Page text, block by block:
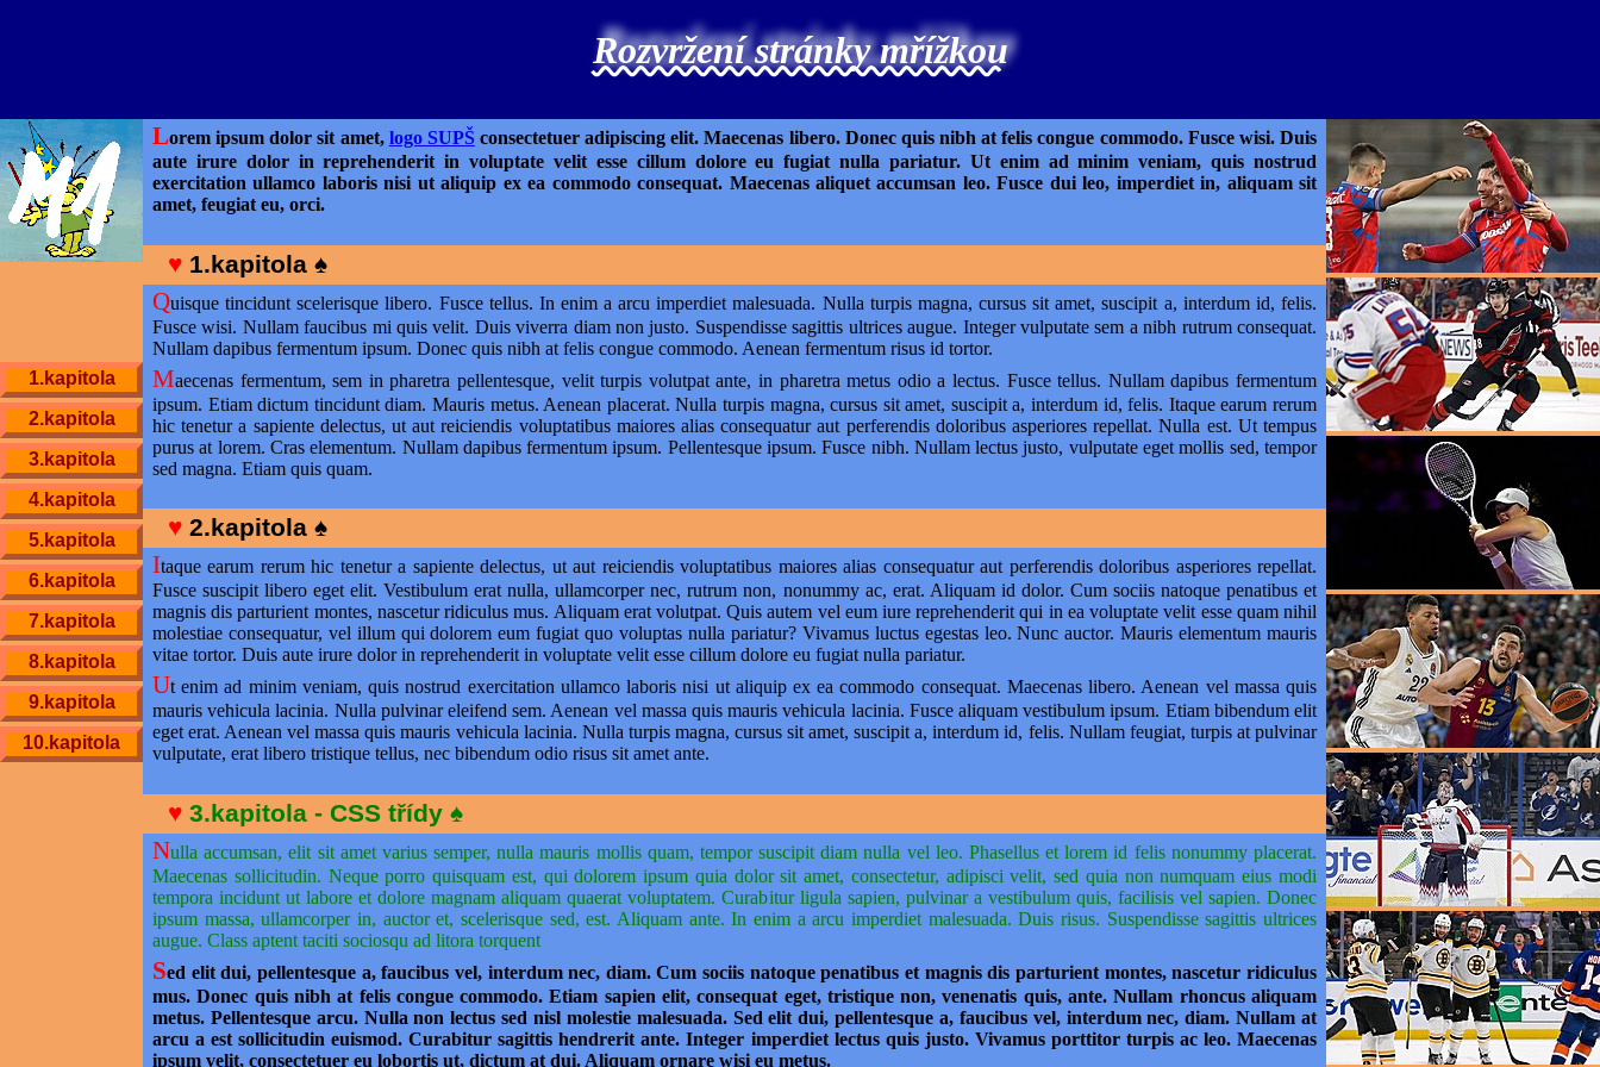
Rozvržení stránky mřížkou
1.kapitola
2.kapitola
3.kapitola
4.kapitola
5.kapitola
6.kapitola
7.kapitola
8.kapitola
9.kapitola
10.kapitola
Lorem ipsum dolor sit amet, logo SUPŠconsectetuer adipiscing elit. Maecenas libero. Donec quis nibh at felis congue commodo. Fusce wisi. Duis
aute irure dolor in reprehenderit in voluptate velit esse cillum dolore eu fugiat nulla pariatur. Ut enim ad minim veniam, quis nostrud
exercitation ullamco laboris nisi ut aliquip ex ea commodo consequat. Maecenas aliquet accumsan leo. Fusce dui leo, imperdiet in, aliquam sit
amet, feugiat eu, orci.
1.kapitola
Quisque tincidunt scelerisque libero. Fusce tellus. In enim a arcu imperdiet malesuada. Nulla turpis magna, cursus sit amet, suscipit a, interdum id, felis.
Fusce wisi. Nullam faucibus mi quis velit. Duis viverra diam non justo. Suspendisse sagittis ultrices augue. Integer vulputate sem a nibh rutrum consequat.
Nullam dapibus fermentum ipsum. Donec quis nibh at felis congue commodo. Aenean fermentum risus id tortor.
Maecenas fermentum, sem in pharetra pellentesque, velit turpis volutpat ante, in pharetra metus odio a lectus. Fusce tellus. Nullam dapibus fermentum
ipsum. Etiam dictum tincidunt diam. Mauris metus. Aenean placerat. Nulla turpis magna, cursus sit amet, suscipit a, interdum id, felis. Itaque earum rerum
hic tenetur a sapiente delectus, ut aut reiciendis voluptatibus maiores alias consequatur aut perferendis doloribus asperiores repellat. Nulla est. Ut tempus
purus at lorem. Cras elementum. Nullam dapibus fermentum ipsum. Pellentesque ipsum. Fusce nibh. Nullam lectus justo, vulputate eget mollis sed, tempor
sed magna. Etiam quis quam.
2.kapitola
Itaque earum rerum hic tenetur a sapiente delectus, ut aut reiciendis voluptatibus maiores alias consequatur aut perferendis doloribus asperiores repellat.
Fusce suscipit libero eget elit. Vestibulum erat nulla, ullamcorper nec, rutrum non, nonummy ac, erat. Aliquam id dolor. Cum sociis natoque penatibus et
magnis dis parturient montes, nascetur ridiculus mus. Aliquam erat volutpat. Quis autem vel eum iure reprehenderit qui in ea voluptate velit esse quam nihil
molestiae consequatur, vel illum qui dolorem eum fugiat quo voluptas nulla pariatur? Vivamus luctus egestas leo. Nunc auctor. Mauris elementum mauris
vitae tortor. Duis aute irure dolor in reprehenderit in voluptate velit esse cillum dolore eu fugiat nulla pariatur.
Ut enim ad minim veniam, quis nostrud exercitation ullamco laboris nisi ut aliquip ex ea commodo consequat. Maecenas libero. Aenean vel massa quis
mauris vehicula lacinia. Nulla pulvinar eleifend sem. Aenean vel massa quis mauris vehicula lacinia. Fusce aliquam vestibulum ipsum. Etiam bibendum elit
eget erat. Aenean vel massa quis mauris vehicula lacinia. Nulla turpis magna, cursus sit amet, suscipit a, interdum id, felis. Nullam feugiat, turpis at pulvinar
vulputate, erat libero tristique tellus, nec bibendum odio risus sit amet ante.
3.kapitola - CSS třídy
Nulla accumsan, elit sit amet varius semper, nulla mauris mollis quam, tempor suscipit diam nulla vel leo. Phasellus et lorem id felis nonummy placerat.
Maecenas sollicitudin. Neque porro quisquam est, qui dolorem ipsum quia dolor sit amet, consectetur, adipisci velit, sed quia non numquam eius modi
tempora incidunt ut labore et dolore magnam aliquam quaerat voluptatem. Curabitur ligula sapien, pulvinar a vestibulum quis, facilisis vel sapien. Donec
ipsum massa, ullamcorper in, auctor et, scelerisque sed, est. Aliquam ante. In enim a arcu imperdiet malesuada. Duis risus. Suspendisse sagittis ultrices
augue. Class aptent taciti sociosqu ad litora torquent
Sed elit dui, pellentesque a, faucibus vel, interdum nec, diam. Cum sociis natoque penatibus et magnis dis parturient montes, nascetur ridiculus
mus. Donec quis nibh at felis congue commodo. Etiam sapien elit, consequat eget, tristique non, venenatis quis, ante. Nullam rhoncus aliquam
metus. Pellentesque arcu. Nulla non lectus sed nisl molestie malesuada. Sed elit dui, pellentesque a, faucibus vel, interdum nec, diam. Nullam at
arcu a est sollicitudin euismod. Curabitur sagittis hendrerit ante. Integer imperdiet lectus quis justo. Vivamus porttitor turpis ac leo. Maecenas
ipsum velit, consectetuer eu lobortis ut, dictum at dui. Aliquam ornare wisi eu metus.